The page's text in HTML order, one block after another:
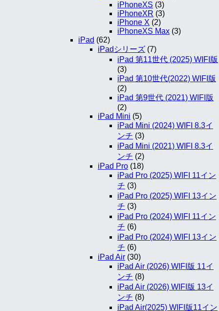
iPhoneXS (3)
iPhoneXR (3)
iPhone X (2)
iPhoneXS Max (3)
iPad (62)
iPadシリーズ (7)
iPad 第11世代 (2025) WIFI版
(3)
iPad 第10世代(2022) WIFI版
(2)
iPad 第9世代 (2021) WIFI版
(2)
iPad Mini (5)
iPad Mini (2024) WIFI 8.3イ
ンチ (3)
iPad Mini (2021) WIFI 8.3イ
ンチ (2)
iPad Pro (18)
iPad Pro (2025) WIFI 11イン
チ (3)
iPad Pro (2025) WIFI 13イン
チ (3)
iPad Pro (2024) WIFI 11イン
チ (6)
iPad Pro (2024) WIFI 13イン
チ (6)
iPad Air (30)
iPad Air (2026) WIFI版 11イ
ンチ (8)
iPad Air (2026) WIFI版 13イ
ンチ (8)
iPad Air(2025) WIFI版11イン